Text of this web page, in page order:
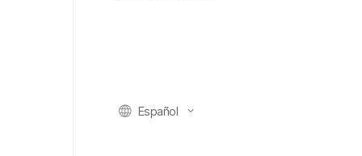
Español